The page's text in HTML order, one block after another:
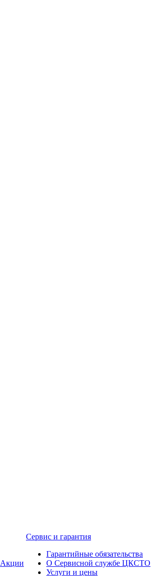
Акции
Сервис и гарантия
Гарантийные обязательства
О Сервисной службе ЦКСТО
Услуги и цены